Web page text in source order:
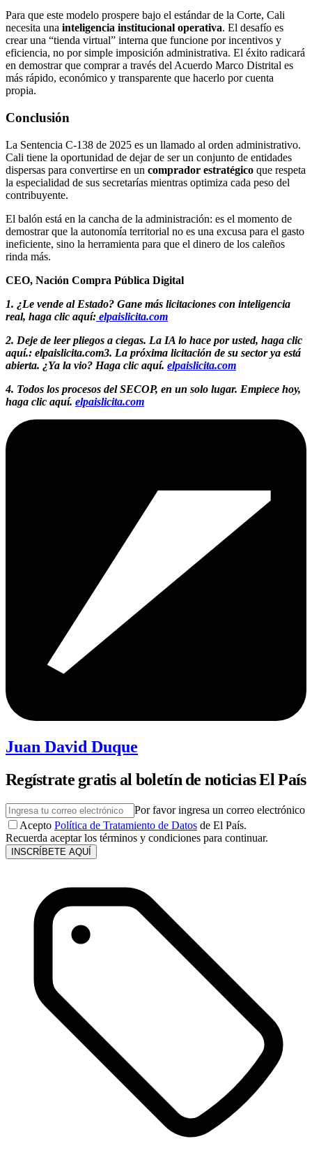
Para que este modelo prospere bajo el estándar de la Corte, Cali
necesita una inteligencia institucional operativa. El desafío es
crear una “tienda virtual” interna que funcione por incentivos y
eficiencia, no por simple imposición administrativa. El éxito radicará
en demostrar que comprar a través del Acuerdo Marco Distrital es
más rápido, económico y transparente que hacerlo por cuenta
propia.
Conclusión
La Sentencia C-138 de 2025 es un llamado al orden administrativo.
Cali tiene la oportunidad de dejar de ser un conjunto de entidades
dispersas para convertirse en un comprador estratégico que respeta
la especialidad de sus secretarías mientras optimiza cada peso del
contribuyente.
El balón está en la cancha de la administración: es el momento de
demostrar que la autonomía territorial no es una excusa para el gasto
ineficiente, sino la herramienta para que el dinero de los caleños
rinda más.
CEO, Nación Compra Pública Digital
1. ¿Le vende al Estado? Gane más licitaciones con inteligencia
real, haga clic aquí: elpaislicita.com
2. Deje de leer pliegos a ciegas. La IA lo hace por usted, haga clic
aquí.: elpaislicita.com3. La próxima licitación de su sector ya está
abierta. ¿Ya la vio? Haga clic aquí. elpaislicita.com
4. Todos los procesos del SECOP, en un solo lugar. Empiece hoy,
haga clic aquí. elpaislicita.com
Juan David Duque
Regístrate gratis al boletín de noticias El País
Por favor ingresa un correo electrónico
Acepto Política de Tratamiento de Datos de El País.
Recuerda aceptar los términos y condiciones para continuar.
INSCRÍBETE AQUÍ